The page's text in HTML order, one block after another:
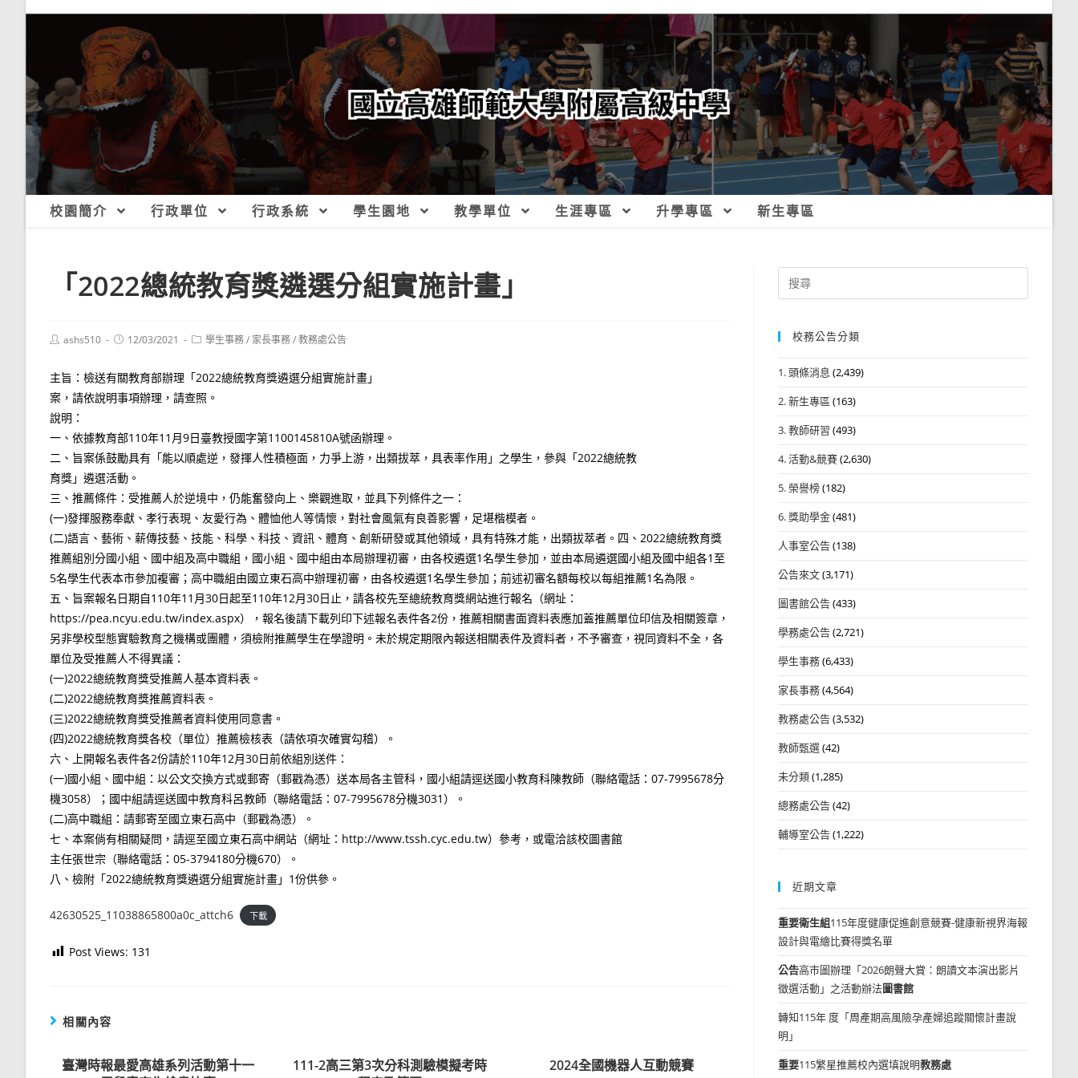
校園簡介 行政單位 行政系統 學生園地 教學單位 生涯專區 升學專區 新生專區
「2022總統教育獎遴選分組實施計畫」
Postashs510
Post12/03/2021
Post學生事務/ 家長事務/教務處公告
主旨：檢送有關教育部辦理「2022總統教育獎遴選分組實施計畫」
案，請依說明事項辦理，請查照。
說明：
一、依據教育部110年11月9日臺教授國字第1100145810A號函辦理。
二、旨案係鼓勵具有「能以順處逆，發揮人性積極面，力爭上游，出類拔萃，具表率作用」之學生，參與「2022總統教
育獎」遴選活動。
三、推薦條件：受推薦人於逆境中，仍能奮發向上、樂觀進取，並具下列條件之一：
(一)發揮服務奉獻、孝行表現、友愛行為、體恤他人等情懷，對社會風氣有良善影響，足堪楷模者。
(二)語言、藝術、薪傳技藝、技能、科學、科技、資訊、體育、創新研發或其他領域，具有特殊才能，出類拔萃者。四、2022總統教育獎
推薦組別分國小組、國中組及高中職組，國小組、國中組由本局辦理初審，由各校遴選1名學生參加，並由本局遴選國小組及國中組各1至
5名學生代表本市參加複審；高中職組由國立東石高中辦理初審，由各校遴選1名學生參加；前述初審名額每校以每組推薦1名為限。
五、旨案報名日期自110年11月30日起至110年12月30日止，請各校先至總統教育獎網站進行報名（網址：
https://pea.ncyu.edu.tw/index.aspx），報名後請下載列印下述報名表件各2份，推薦相關書面資料表應加蓋推薦單位印信及相關簽章，
另非學校型態實驗教育之機構或團體，須檢附推薦學生在學證明。未於規定期限內報送相關表件及資料者，不予審查，視同資料不全，各
單位及受推薦人不得異議：
(一)2022總統教育獎受推薦人基本資料表。
(二)2022總統教育獎推薦資料表。
(三)2022總統教育獎受推薦者資料使用同意書。
(四)2022總統教育獎各校（單位）推薦檢核表（請依項次確實勾稽）。
六、上開報名表件各2份請於110年12月30日前依組別送件：
(一)國小組、國中組：以公文交換方式或郵寄（郵戳為憑）送本局各主管科，國小組請逕送國小教育科陳教師（聯絡電話：07-7995678分
機3058）；國中組請逕送國中教育科呂教師（聯絡電話：07-7995678分機3031）。
(二)高中職組：請郵寄至國立東石高中（郵戳為憑）。
七、本案倘有相關疑問，請逕至國立東石高中網站（網址：http://www.tssh.cyc.edu.tw）參考，或電洽該校圖書館
主任張世宗（聯絡電話：05-3794180分機670）。
八、檢附「2022總統教育獎遴選分組實施計畫」1份供參。
42630525_11038865800a0c_attch6 下載
Post Views: 131
相關內容
臺灣時報最愛高雄系列活動第十一
111-2高三第3次分科測驗模擬考時
2024全國機器人互動競賽
Search
for:
校務公告分類
1. 頭條消息 (2,439)
2. 新生專區 (163)
3. 教師研習 (493)
4. 活動&競賽(2,630)
5. 榮譽榜(182)
6. 獎助學金(481)
人事室公告(138)
公告來文(3,171)
圖書館公告(433)
學務處公告(2,721)
學生事務(6,433)
家長事務(4,564)
教務處公告(3,532)
教師甄選(42)
未分類(1,285)
總務處公告(42)
輔導室公告(1,222)
近期文章
重要衛生組115年度健康促進創意競賽-健康新視界海報
設計與電繪比賽得獎名單
公告高市圖辦理「2026朗聲大賞：朗讀文本演出影片
徵選活動」之活動辦法圖書館
轉知115年 度「周產期高風險孕產婦追蹤關懷計畫說
明」
重要115繁星推薦校內選填說明教務處